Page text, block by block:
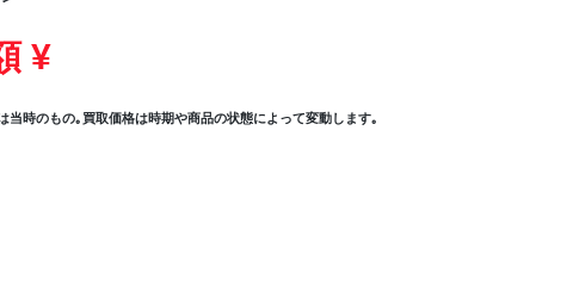
¥
当時のもの｡買取価格は時期や商品の状態によって変動します｡